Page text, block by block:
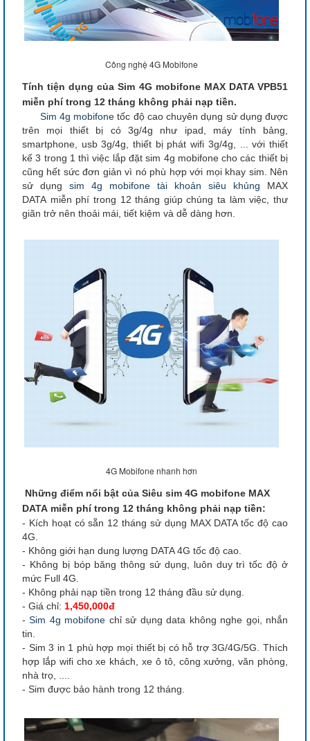
Công nghệ 4G Mobifone
Tính tiện dụng của Sim 4G mobifone MAX DATA VPB51
miễn phí trong 12 tháng không phải nạp tiền.
Sim 4g mobifone tốc độ cao chuyên dụng sử dụng được
trên mọi thiết bị có 3g/4g như ipad, máy tính bảng,
smartphone, usb 3g/4g, thiết bị phát wifi 3g/4g, ... với thiết
kế 3 trong 1 thì việc lắp đặt sim 4g mobifone cho các thiết bị
cũng hết sức đơn giản vì nó phù hợp với mọi khay sim. Nên
sử dụng sim 4g mobifone tài khoản siêu khủng MAX
DATA miễn phí trong 12 tháng giúp chúng ta làm việc, thư
giãn trở nên thoải mái, tiết kiệm và dễ dàng hơn.
4G Mobifone nhanh hơn
Những điểm nổi bật của Siêu sim 4G mobifone MAX
DATA miễn phí trong 12 tháng không phải nạp tiền:
- Kích hoạt có sẵn 12 tháng sử dụng MAX DATA tốc độ cao
4G.
- Không giới hạn dung lượng DATA 4G tốc độ cao.
- Không bị bóp băng thông sử dụng, luôn duy trì tốc độ ở
mức Full 4G.
- Không phải nạp tiền trong 12 tháng đầu sử dụng.
- Giá chỉ: 1,450,000đ
-Sim 4g mobifone chỉ sử dụng data không nghe gọi, nhắn
tin.
- Sim 3 in 1 phù hợp mọi thiết bị có hỗ trợ 3G/4G/5G. Thích
hợp lắp wifi cho xe khách, xe ô tô, công xưởng, văn phòng,
nhà trọ, ....
- Sim được bảo hành trong 12 tháng.